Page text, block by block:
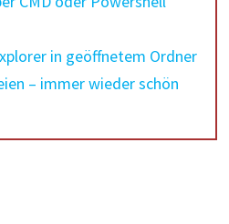
in geöffnetem Ordner
– immer wieder schön